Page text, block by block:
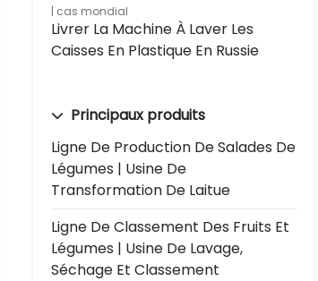
cas mondial
Livrer La Machine À Laver Les
Caisses En Plastique En Russie
Principaux produits
Ligne De Production De Salades De
Légumes | Usine De
Transformation De Laitue
Ligne De Classement Des Fruits Et
Légumes | Usine De Lavage,
Séchage Et Classement